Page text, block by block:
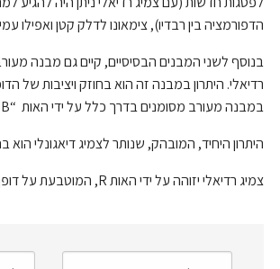
הדפורמציה בין רבדיו), צימאונו לדלק קטן
רדיאלי. היתרון במבנה זה הוא בחוזק ויציבות של
במבנה מעורב מסומנים בדרך כלל על ידי האות “B”.
היתרון היחיד, המובהק, שנותר לצמיג דיאגונלי
צמיג רדיאלי יזוהה על ידי האות R, המוטבעת על דופן הצד שלו, בדרך כלל “מושחלת” בין מידותיו. צמיג ללא סימון R הוא צמיג דיאגונלי.